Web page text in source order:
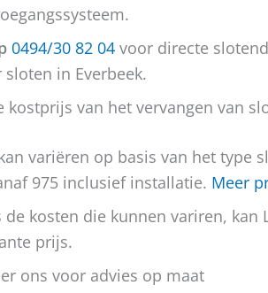
0494/30 82 04 voor directe
in Everbeek.
kostprijs van het vervangen van
variëren op basis van het type
975 inclusief installatie. Meer
de kosten die kunnen variren,
prijs.
ons voor advies op maat